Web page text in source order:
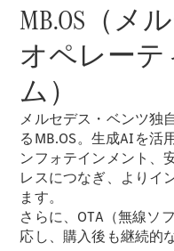
G-Class
試乗リクエ
オンライン
ショールー
ム
Stationwagon
MB.OS（メ
オペレー
ム）
メルセデス・ベンツ独
るMB.OS。生成AIを活
ンフォテインメント、
レスにつなぎ、よりイ
ます。
さらに、OTA（無線ソ
応し、購入後も継続的